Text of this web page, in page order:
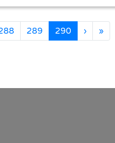
289 290(目前頁次)
›下一頁
»最